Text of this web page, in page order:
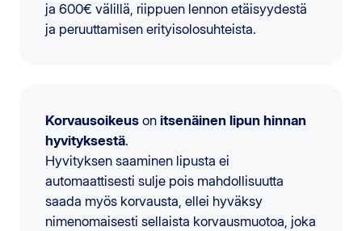
ja 600€ välillä, riippuen lennon etäisyydestä
ja peruuttamisen erityisolosuhteista.
Korvausoikeus on itsenäinen lipun hinnan
hyvityksestä.
Hyvityksen saaminen lipusta ei
automaattisesti sulje pois mahdollisuutta
saada myös korvausta, ellei hyväksy
nimenomaisesti sellaista korvausmuotoa, joka